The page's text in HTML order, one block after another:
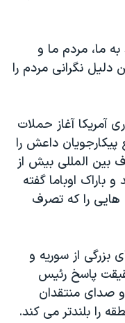
ما، مردم ما و
دلیل نگرانی مردم را
آغاز حملات
داعش را
بین المللی بیش از
و باراک اوباما گفته
سرزمین هایی را که تصرف
از سوریه و
پاسخ رئیس
و صدای منتقدان
را بلندتر می کند.